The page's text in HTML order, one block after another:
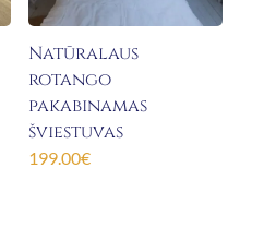
Natūralaus
rotango
pakabinamas
šviestuvas
199.00€